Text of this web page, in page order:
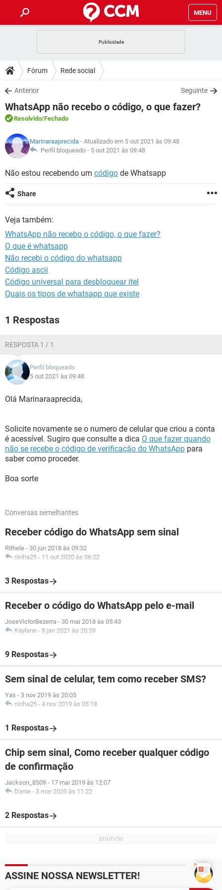
MENU
CELULAR
OUTLOOK
INSTAGRAM GMAIL
GUIA DE COMPRAS
DICAS
JOGOS
OUTLOOK
INSTAGRAM
GUIA DE COMPRAS
DOWNLOADS
JOGOS WHATSAPP
CELULAR
OUTLOOK EXCEL
INSTAGRAM
GUIA DE COMPRAS
FÓRUM
JOGOS
CELULAR FACEBOOK
GLOSSÁRIO
JOGOS
CELULAR FACEBOOK
OUTLOOK
GUIA DE COMPRAS
Fórum Rede social
Anterior Seguinte
WhatsApp não recebo o código, o que fazer?
Resolvido/Fechado
Marinaraaprecida - Atualizado em 5 out 2021 às 09:48
Perfil bloqueado - 5 out 2021 às 09:48
Não estou recebendo um código de Whatsapp
Share
Veja também:
WhatsApp não recebo o código, o que fazer?
O que é whatsapp
Não recebi o código do whatsapp
Código ascii
Código universal para desbloquear itel
Quais os tipos de whatsapp que existe
1 Respostas
RESPOSTA 1 / 1
Perfil bloqueado
5 out 2021 às 09:48
Olá Marinaraaprecida,
Solicite novamente se o numero de celular que criou a conta
é acessível. Sugiro que consulte a dica O que fazer quando
não se recebe o código de verificação do WhatsApp para
saber como proceder.
Boa sorte
Conversas semelhantes
Receber código do WhatsApp sem sinal
Rithele - 30 jun 2018 às 09:32
ninha25 - 11 out 2020 às 06:22
3 Respostas
Receber o código do WhatsApp pelo e-mail
JoseVictorBezerra - 30 mai 2018 às 05:43
Kaylane - 8 jan 2021 às 20:59
9 Respostas
Sem sinal de celular, tem como receber SMS?
Yas - 3 nov 2019 às 20:05
ninha25 - 4 nov 2019 às 05:18
1 Respostas
Chip sem sinal, Como receber qualquer código
de confirmação
Jackson_8509 - 17 mai 2019 às 12:07
Danie - 3 mar 2020 às 11:22
2 Respostas
ASSINE NOSSA NEWSLETTER!